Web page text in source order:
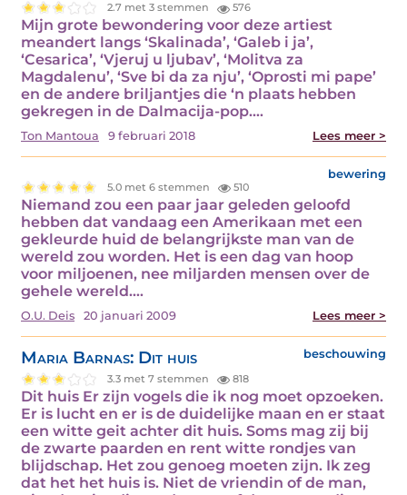
2.7 met 3 stemmen 576
Mijn grote bewondering voor deze artiest
meandert langs ‘Skalinada’, ‘Galeb i ja’,
‘Cesarica’, ‘Vjeruj u ljubav’, ‘Molitva za
Magdalenu’, ‘Sve bi da za nju’, ‘Oprosti mi pape’
en de andere briljantjes die ‘n plaats hebben
gekregen in de Dalmacija-pop.…
Ton Mantoua 9 februari 2018 Lees meer >
bewering
5.0 met 6 stemmen 510
Niemand zou een paar jaar geleden geloofd
hebben dat vandaag een Amerikaan met een
gekleurde huid de belangrijkste man van de
wereld zou worden. Het is een dag van hoop
voor miljoenen, nee miljarden mensen over de
gehele wereld.…
O.U. Deis 20 januari 2009 Lees meer >
Maria Barnas: Dit huis beschouwing
3.3 met 7 stemmen 818
Dit huis Er zijn vogels die ik nog moet opzoeken.
Er is lucht en er is de duidelijke maan en er staat
een witte geit achter dit huis. Soms mag zij bij
de zwarte paarden en rent witte rondjes van
blijdschap. Het zou genoeg moeten zijn. Ik zeg
dat het het huis is. Niet de vriendin of de man,